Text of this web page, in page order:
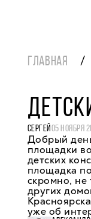
ГЛАВНАЯ
СЕРГЕЙ05 НОЯБРЯ
Добрый
площадки
детских
площадка
скромно, не
других
уже об